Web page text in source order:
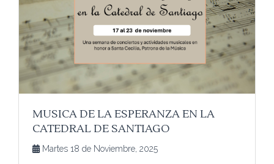
MUSICA DE LA ESPERANZA EN LA
CATEDRAL DE SANTIAGO
Martes 18 de Noviembre, 2025